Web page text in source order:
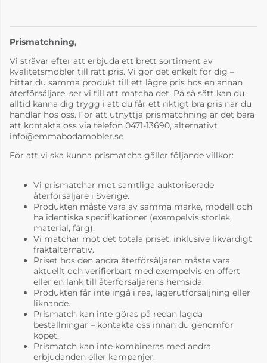
Prismatchning,
Vi strävar efter att erbjuda ett brett sortiment av
kvalitetsmöbler till rätt pris. Vi gör det enkelt för dig –
hittar du samma produkt till ett lägre pris hos en annan
återförsäljare, ser vi till att matcha det. På så sätt kan du
alltid känna dig trygg i att du får ett riktigt bra pris när du
handlar hos oss. För att utnyttja prismatchning är det bara
att kontakta oss via telefon 0471-13690, alternativt
info@emmabodamobler.se
För att vi ska kunna prismatcha gäller följande villkor:
Vi prismatchar mot samtliga auktoriserade
återförsäljare i Sverige.
Produkten måste vara av samma märke, modell och
ha identiska specifikationer (exempelvis storlek,
material, färg).
Vi matchar mot det totala priset, inklusive likvärdigt
fraktalternativ.
Priset hos den andra återförsäljaren måste vara
aktuellt och verifierbart med exempelvis en offert
eller en länk till återförsäljarens hemsida.
Produkten får inte ingå i rea, lagerutförsäljning eller
liknande.
Prismatch kan inte göras på redan lagda
beställningar – kontakta oss innan du genomför
köpet.
Prismatch kan inte kombineras med andra
erbjudanden eller kampanjer.